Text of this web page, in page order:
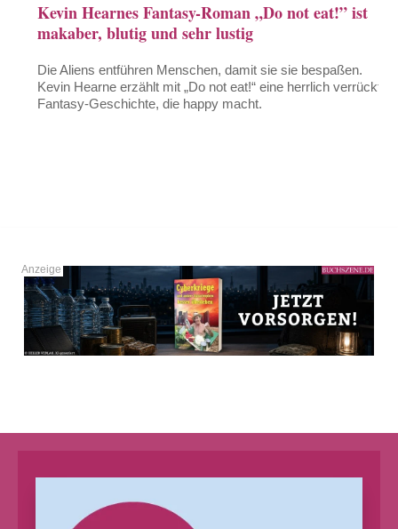
Kevin Hearnes Fantasy-Roman „Do not eat!” ist
makaber, blutig und sehr lustig
Die Aliens entführen Menschen, damit sie sie bespaßen.
Kevin Hearne erzählt mit „Do not eat!“ eine herrlich verrückte
Fantasy-Geschichte, die happy macht.